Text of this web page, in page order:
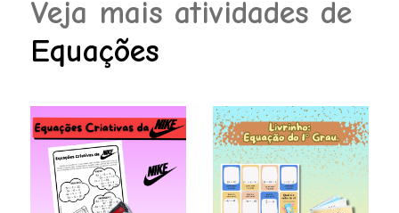
Veja mais atividades de
Equações